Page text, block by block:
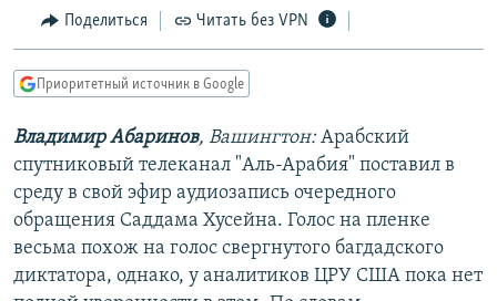
главной
навигации
Вернутся
поиску
КУЛЬТУРА
IDEL.РЕАЛИИ
КАВКАЗ.РЕАЛИИ
СЕВЕР.РЕАЛИИ
СИБИРЬ.РЕАЛИИ
РАСПИСАНИЕ ВЕЩАНИЯ
ПОДПИШИТЕСЬ НА РАССЫЛКУ
Поделиться Читать без VPN
Приоритетный источник в Google
Владимир Абаринов, Вашингтон:Арабский
спутниковый телеканал "Аль-Арабия" поставил в
среду в свой эфир аудиозапись очередного
обращения Саддама Хусейна. Голос на пленке
весьма похож на голос свергнутого багдадского
диктатора, однако, у аналитиков ЦРУ США пока нет